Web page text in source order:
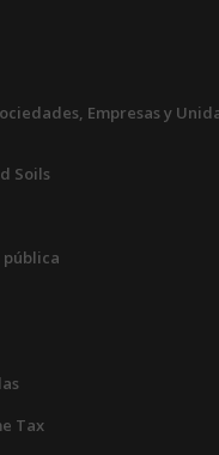
Empresas y
Soils
Tax